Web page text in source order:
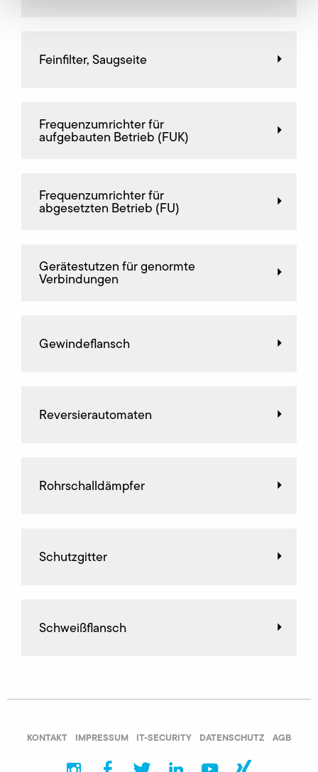
Feinfilter, Saugseite
Frequenz­umrichter für
aufgebauten Betrieb (FUK)
Frequenz­umrichter für
abgesetzten Betrieb (FU)
Gerätestutzen für genormte
Verbindungen
Gewindeflansch
Reversierautomaten
Rohrschalldämpfer
Schutzgitter
Schweißflansch
KONTAKT IMPRESSUM IT-SECURITY DATENSCHUTZ AGB